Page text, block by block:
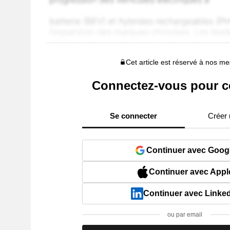
Cet article est réservé à nos
Connectez-vous pour
Se connecter Créer
Continuer avec
Continuer avec
Continuer avec
ou par email